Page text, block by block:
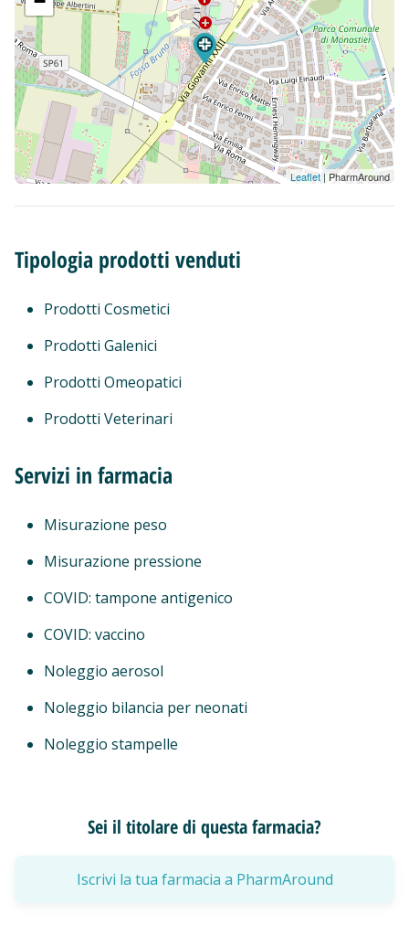
Leaflet| PharmAround
Tipologia prodotti venduti
Prodotti Cosmetici
Prodotti Galenici
Prodotti Omeopatici
Prodotti Veterinari
Servizi in farmacia
Misurazione peso
Misurazione pressione
COVID: tampone antigenico
COVID: vaccino
Noleggio aerosol
Noleggio bilancia per neonati
Noleggio stampelle
Sei il titolare di questa farmacia?
Iscrivi la tua farmacia a PharmAround